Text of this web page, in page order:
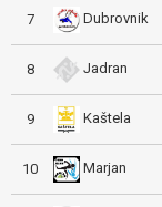
7 Dubrovnik
8 Jadran
9 Kaštela
10 Marjan